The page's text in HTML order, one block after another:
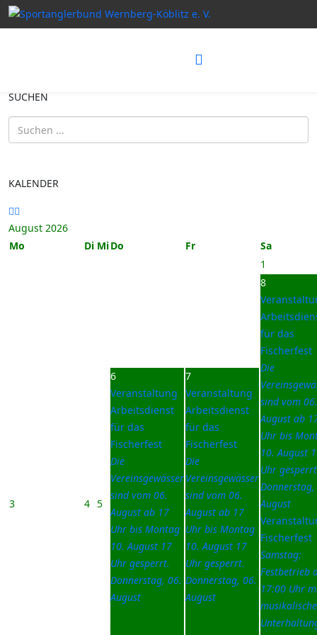
SUCHEN
KALENDER
Monat
Monat
August 2026
Mo
Di MiDo Fr
Sa
1
3 4 5
6
Veranstaltung
Arbeitsdienst
für das
Fischerfest
Die
Vereinsgewässer
sind vom 06.
August ab 17
Uhr bis Montag
10. August 17
Uhr gesperrt.
Donnerstag, 06.
August
7
Veranstaltung
Arbeitsdienst
für das
Fischerfest
Die
Vereinsgewässer
sind vom 06.
August ab 17
Uhr bis Montag
10. August 17
Uhr gesperrt.
Donnerstag, 06.
August
8
für das
Fischerfest
Die
sind vom 06.
August ab
Uhr bis
10. August
Uhr
August
Fischerfest
Samstag:
Festbetrieb
17:00 Uhr